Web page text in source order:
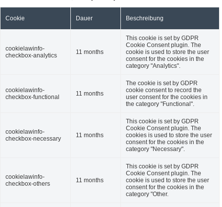
Cookie Dauer Beschreibung
cookielawinfo-
checkbox-analytics
11 months
This cookie is set by GDPR
Cookie Consent plugin. The
cookie is used to store the user
consent for the cookies in the
category "Analytics".
cookielawinfo-
checkbox-functional
11 months
The cookie is set by GDPR
cookie consent to record the
user consent for the cookies in
the category "Functional".
cookielawinfo-
checkbox-necessary
11 months
This cookie is set by GDPR
Cookie Consent plugin. The
cookies is used to store the user
consent for the cookies in the
category "Necessary".
cookielawinfo-
checkbox-others
11 months
This cookie is set by GDPR
Cookie Consent plugin. The
cookie is used to store the user
consent for the cookies in the
category "Other.